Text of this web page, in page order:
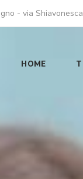
- via
HOME